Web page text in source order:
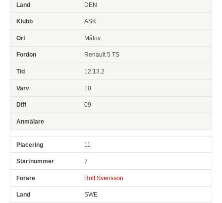
DEN
ASK
Målöv
Renault 5 TS
12:13.2
10
09
11
7
Rolf Svensson
SWE